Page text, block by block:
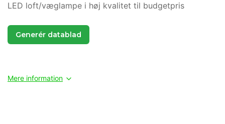
LED loft/væglampe i høj kvalitet til budgetpris
Generér datablad
Mere information